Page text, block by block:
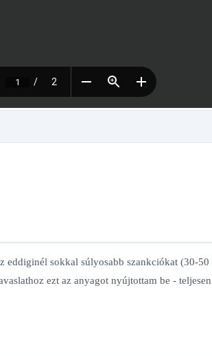
sokkal súlyosabb szankciókat (30-
ezt az anyagot nyújtottam be -